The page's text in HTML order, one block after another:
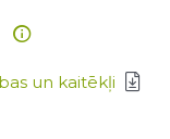
un kaitēkļi